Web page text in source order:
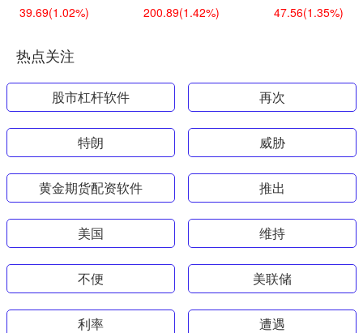
39.69(1.02%)
200.89(1.42%)
47.56(1.35%)
热点关注
股市杠杆软件 再次
特朗 威胁
黄金期货配资软件 推出
美国 维持
不便 美联储
利率 遭遇